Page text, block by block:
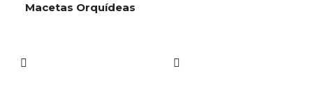
Macetas Orquídeas